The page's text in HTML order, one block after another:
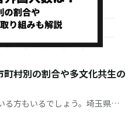
村別の割合や多文化共生の
る方もいるでしょう。埼玉県の